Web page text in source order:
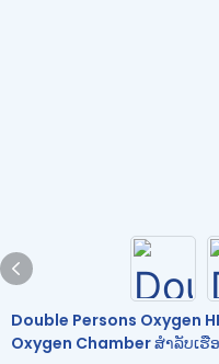
Double Persons Oxygen
Oxygen Chamber ສໍາລັບເຮື